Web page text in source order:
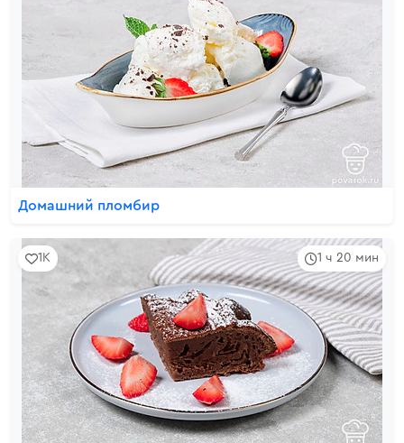
Домашний пломбир
1 ч 20 мин
1K